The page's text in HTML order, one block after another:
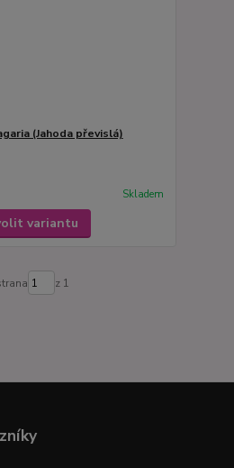
(Jahoda převislá)
Skladem
variantu
z 1